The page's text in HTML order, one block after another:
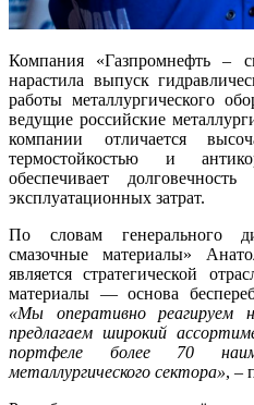
Компания «Газпромнефть –
нарастила выпуск
работы металлургического
ведущие российские
компании отличается
термостойкостью и
обеспечивает
эксплуатационных затрат.
По словам генерального
смазочные материалы»
является стратегической
материалы — основа
«Мы оперативно реагируем
предлагаем широкий
портфеле более 70
металлургического сектора», –